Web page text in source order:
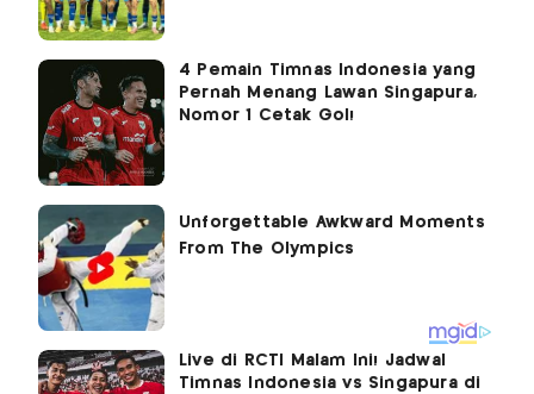
4 Pemain Timnas Indonesia yang
Pernah Menang Lawan Singapura,
Nomor 1 Cetak Gol!
Live di RCTI Malam Ini! Jadwal
Timnas Indonesia vs Singapura di